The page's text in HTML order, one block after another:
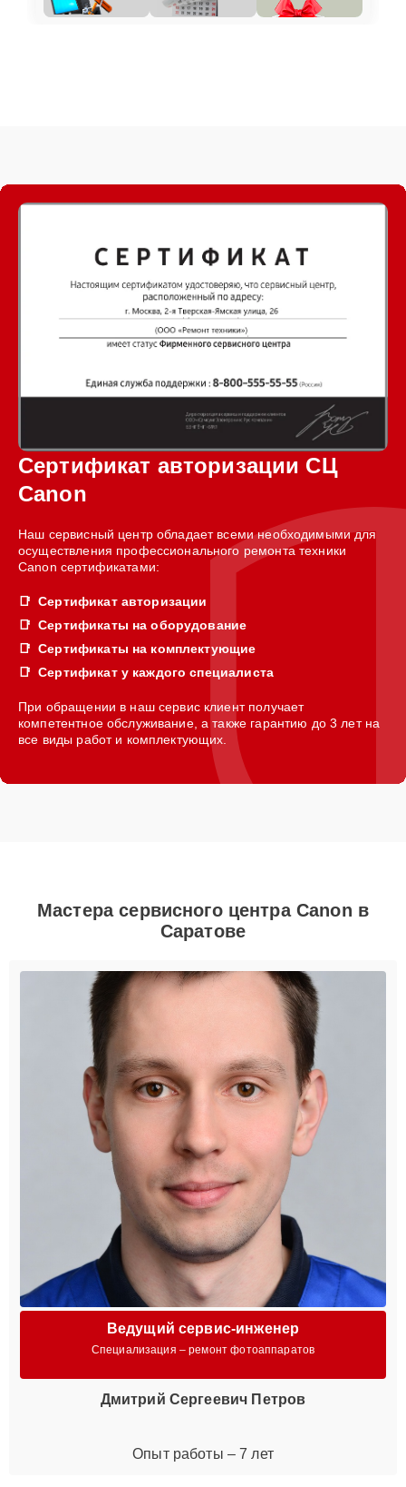
Сертификат авторизации СЦ
Canon
Наш сервисный центр обладает всеми необходимыми для
осуществления профессионального ремонта техники
Canon сертификатами:
Сертификат авторизации
Сертификаты на оборудование
Сертификаты на комплектующие
Сертификат у каждого специалиста
При обращении в наш сервис клиент получает
компетентное обслуживание, а также гарантию до 3 лет на
все виды работ и комплектующих.
Мастера сервисного центра Canon в
Саратове
Ведущий сервис-инженер
Специализация – ремонт фотоаппаратов
Дмитрий Сергеевич Петров
Опыт работы – 7 лет